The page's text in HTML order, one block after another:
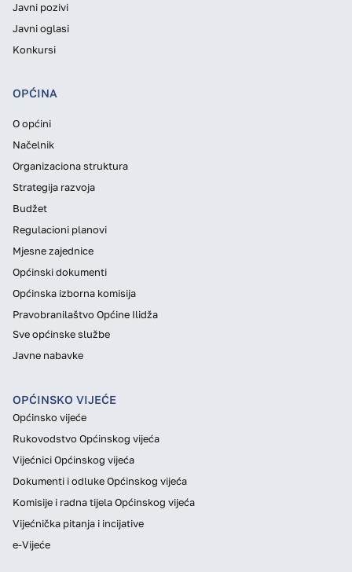
Javni pozivi
Javni oglasi
Konkursi
OPĆINA
O općini
Načelnik
Organizaciona struktura
Strategija razvoja
Budžet
Regulacioni planovi
Mjesne zajednice
Općinski dokumenti
Općinska izborna komisija
Pravobranilaštvo Općine Ilidža
Sve općinske službe
Javne nabavke
OPĆINSKO VIJEĆE
Općinsko vijeće
Rukovodstvo Općinskog vijeća
Vijećnici Općinskog vijeća
Dokumenti i odluke Općinskog vijeća
Komisije i radna tijela Općinskog vijeća
Vijećnička pitanja i incijative
e-Vijeće